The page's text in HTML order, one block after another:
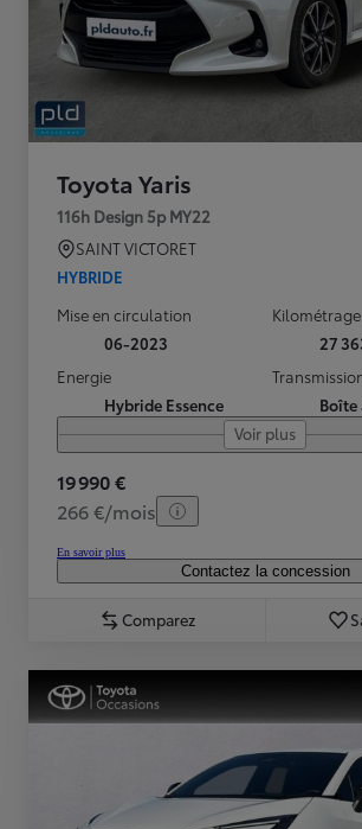
Toyota Yaris
116h Design 5p MY22
SAINT VICTORET
HYBRIDE
Mise en circulation
06-2023
Kilométrage
27
Energie
Hybride Essence
Voir plus
19 990 €
266 €/mois
En savoir plus
Contactez la concession
Comparez